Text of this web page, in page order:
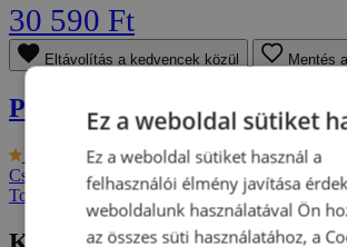
30 590 Ft
Eltávolítás a kedvencek közül Mentés
Prágai pihenés reggelivel
Pytloun Old Armoury Hotel Prague ****
Csehország - Prága
2 fő részére, 2-tól 8 napig
További ajánlatok
Ez a weboldal sütiket
Ez a weboldal sütiket használ a
felhasználói élmény javítása
weboldalunk használatával Ön
az összes süti használatához, a